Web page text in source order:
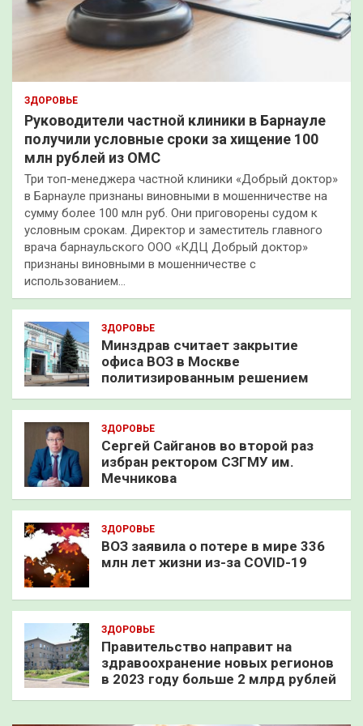
ЗДОРОВЬЕ
Руководители частной клиники в Барнауле
получили условные сроки за хищение 100
млн рублей из ОМС
Три топ-менеджера частной клиники «Добрый доктор»
в Барнауле признаны виновными в мошенничестве на
сумму более 100 млн руб. Они приговорены судом к
условным срокам. Директор и заместитель главного
врача барнаульского ООО «КДЦ Добрый доктор»
признаны виновными в мошенничестве с
использованием…
ЗДОРОВЬЕ
Минздрав считает закрытие
офиса ВОЗ в Москве
политизированным решением
ЗДОРОВЬЕ
Сергей Сайганов во второй раз
избран ректором СЗГМУ им.
Мечникова
ЗДОРОВЬЕ
ВОЗ заявила о потере в мире 336
млн лет жизни из-за COVID-19
ЗДОРОВЬЕ
Правительство направит на
здравоохранение новых регионов
в 2023 году больше 2 млрд рублей